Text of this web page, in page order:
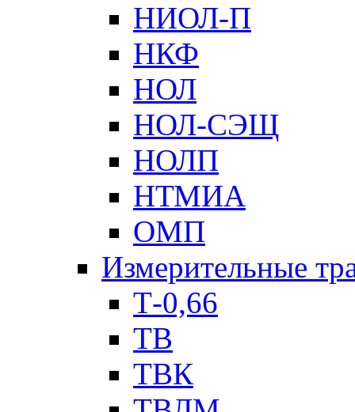
НИОЛ-П
НКФ
НОЛ
НОЛ-СЭЩ
НОЛП
НТМИА
ОМП
Измерительные
Т-0,66
ТВ
ТВК